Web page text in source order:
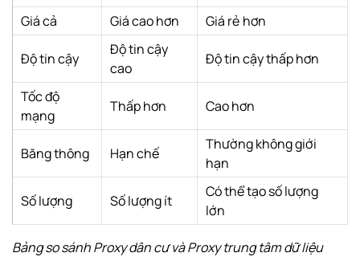
Giá cả
Giá cao hơn Giá rẻ hơn
Độ tin cậy
Độ tin cậy
cao
Độ tin cậy thấp hơn
Tốc độ
mạng
Thấp hơn Cao hơn
Băng thông Hạn chế
Thường không giới
hạn
Số lượng Số lượng ít
Có thể tạo số lượng
lớn
Bảng so sánh Proxy dân cư và Proxy trung tâm dữ liệu